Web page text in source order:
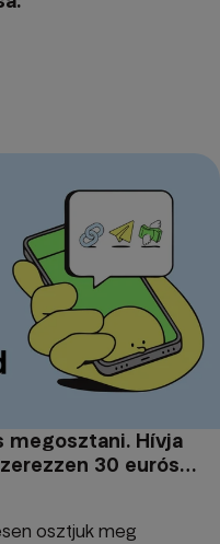
megosztani. Hívja
30 eurós
osztjuk meg